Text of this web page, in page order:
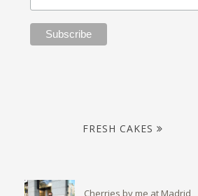
FRESH CAKES
Cherries by me at Madrid